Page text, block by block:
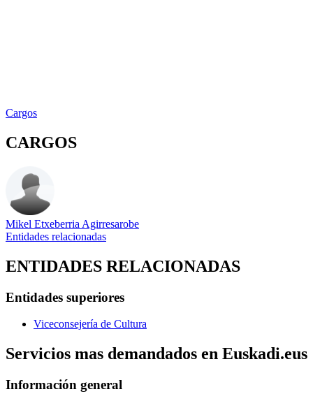
Cargos
CARGOS
Mikel Etxeberria Agirresarobe
Entidades relacionadas
ENTIDADES RELACIONADAS
Entidades superiores
Viceconsejería de Cultura
Servicios mas demandados en Euskadi.eus
Información general